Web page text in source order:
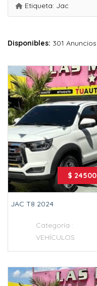
Etiqueta: Jac
Disponibles: 301 Anuncios
$ 24500
JAC T8 2024
Categoría :
VEHÍCULOS